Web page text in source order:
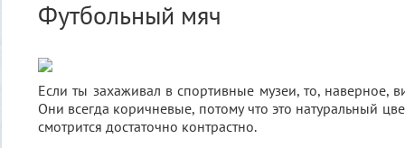
Футбольный мяч
Если ты захаживал в спортивные музеи, то, наверное,
Они всегда коричневые, потому что это натуральный
смотрится достаточно контрастно.